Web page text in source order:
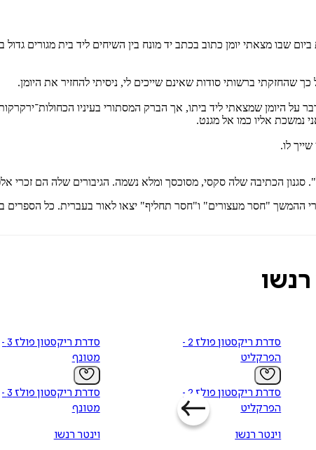
שבו מצאתי יומן כתוב בכתב יד מונח בין השיחים ליד בית מגורים
שהחזקתי ברשותי סודות שאינם שייכים לי, ניסיתי להחזיר את היומן.
על היומן שמצאתי ליד ביתו, אך הברק המסתורי בעיניו
נמשכת אליו כמו אל מגנט.
לו.
סגנון הכתיבה שלה סקסי, מסוכסך ומלא נשמה. הגיבורים שלה הם זכרי
ההמשך "חסר מעצורים" ו"חסר תחליף" יצאו לאור בעברית. כל הספרים
סדרת ריקסטון פולז 2 -
הפרקליט
סדרת ריקסטון פולז 2 -
הפרקליט
וינטר רנשו
סדרת ריקסטון פולז 3 -
מטונף
סדרת ריקסטון פולז 3 -
מטונף
וינטר רנשו